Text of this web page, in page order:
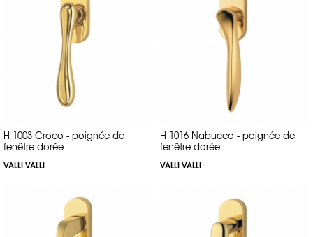
H 1003 Croco - poignée de
fenêtre dorée
VALLI VALLI
H 1016 Nabucco - poignée de
fenêtre dorée
VALLI VALLI